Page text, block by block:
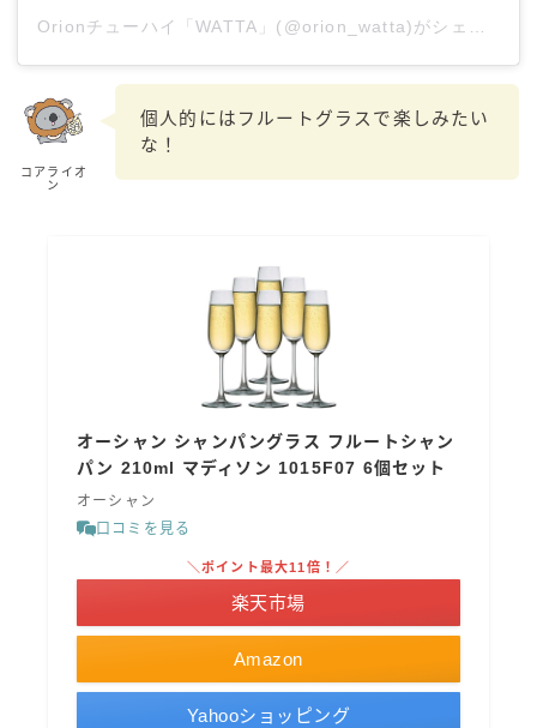
コアライオ
ン
個人的にはフルートグラスで楽しみたい
な！
オーシャン シャンパングラス フルートシャン
パン 210ml マディソン 1015F07 6個セット
オーシャン
口コミを見る
Amazon
＼ポイント最大11倍！／
楽天市場
Yahooショッピング